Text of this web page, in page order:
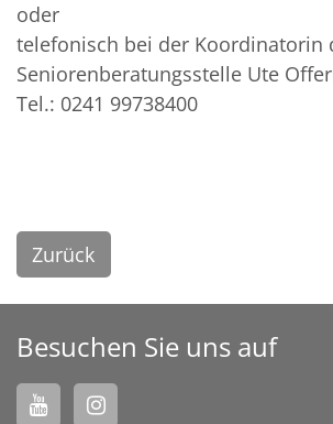
oder
telefonisch bei der Koordinatorin
Seniorenberatungsstelle Ute
Tel.: 0241 99738400
Zurück
Besuchen Sie uns auf